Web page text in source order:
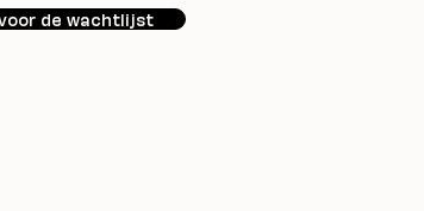
de wachtlijst